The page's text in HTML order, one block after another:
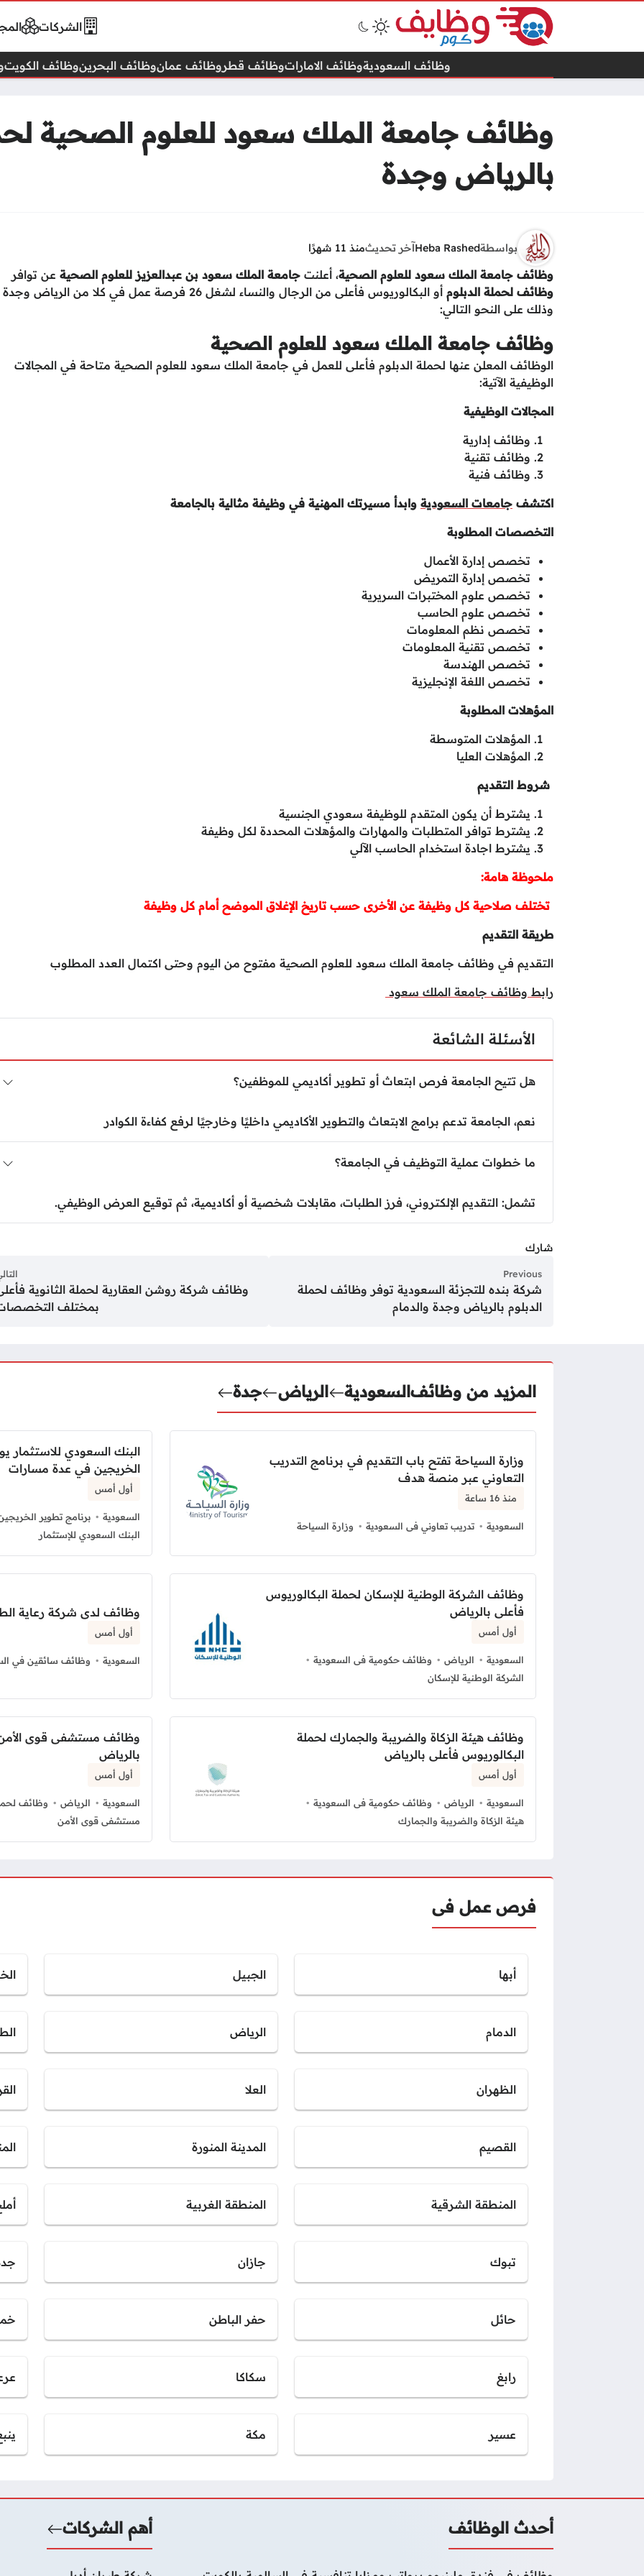
الشركات
وظائف السعوديةوظائف الاماراتوظائف قطروظائف عمانوظائف البحرينوظائف الكويت
وظائف جامعة الملك سعود للعلوم الصحية
بالرياض وجدة
بواسطةHeba Rashedآخر تحديثمنذ 11 شهرًا
وظائف جامعة الملك سعود للعلوم الصحية، أعلنت جامعة الملك سعود بن عبدالعزيز للعلوم الصحية عن توافر
وظائف لحملة الدبلوم
أو البكالوريوس فأعلى من الرجال والنساء لشغل 26 فرصة عمل في كلا من الرياض وجدة
وذلك على النحو التالي:
وظائف جامعة الملك سعود للعلوم الصحية
الوظائف المعلن عنها لحملة الدبلوم فأعلى للعمل في جامعة الملك سعود للعلوم الصحية متاحة في المجالات
الوظيفية الآتية:
المجالات الوظيفية
وظائف إدارية
وظائف تقنية
وظائف فنية
اكتشف جامعات السعودية وابدأ مسيرتك المهنية في وظيفة مثالية بالجامعة
التخصصات المطلوبة
تخصص إدارة الأعمال
تخصص إدارة التمريض
تخصص علوم المختبرات السريرية
تخصص علوم الحاسب
تخصص نظم المعلومات
تخصص تقنية المعلومات
تخصص الهندسة
تخصص اللغة الإنجليزية
المؤهلات المطلوبة
المؤهلات المتوسطة
المؤهلات العليا
شروط التقديم
يشترط أن يكون المتقدم للوظيفة سعودي الجنسية
يشترط توافر المتطلبات والمهارات والمؤهلات المحددة لكل وظيفة
يشترط اجادة استخدام الحاسب الآلي
ملحوظة هامة:
تختلف صلاحية كل وظيفة عن الأخرى حسب تاريخ الإغلاق الموضح أمام كل وظيفة
طريقة التقديم
التقديم في وظائف جامعة الملك سعود للعلوم الصحية مفتوح من اليوم وحتى اكتمال العدد المطلوب
رابط وظائف جامعة الملك سعود
الأسئلة الشائعة
هل تتيح الجامعة فرص ابتعاث أو تطوير أكاديمي للموظفين؟
نعم، الجامعة تدعم برامج الابتعاث والتطوير الأكاديمي داخليًا وخارجيًا لرفع كفاءة الكوادر
ما خطوات عملية التوظيف في الجامعة؟
تشمل: التقديم الإلكتروني، فرز الطلبات، مقابلات شخصية أو أكاديمية، ثم توقيع العرض الوظيفي.
شارك
Previous
شركة بنده للتجزئة السعودية توفر وظائف لحملة
الدبلوم بالرياض وجدة والدمام
وظائف شركة روشن العقارية لحملة الثانوية
بمختلف
المزيد من وظائفالسعودية الرياض جدة
وزارة السياحة تفتح باب التقديم في برنامج التدريب
التعاوني عبر منصة هدف
منذ 16 ساعة
السعودية تدريب تعاوني فى السعودية وزارة السياحة
البنك السعودي للاستثمار
الخريجين في عدة مسارات
أول أمس
السعودية
برنامج تطوير
البنك السعودي للإستثمار
وظائف الشركة الوطنية للإسكان لحملة البكالوريوس
فأعلى بالرياض
أول أمس
السعودية الرياض
وظائف حكومية فى السعودية
الشركة الوطنية للإسكان
وظائف لدى شركة رعاية
أول أمس
السعودية وظائف سائقين في
وظائف هيئة الزكاة والضريبة والجمارك لحملة
البكالوريوس فأعلى بالرياض
أول أمس
السعودية الرياض
وظائف حكومية فى السعودية
هيئة الزكاة والضريبة والجمارك
وظائف مستشفى قوى الأمن
بالرياض
أول أمس
السعودية الرياض
وظائف
مستشفى قوى الأمن
فرص عمل فى
أبها الجبيل
الدمام الرياض
الظهران العلا
القصيم المدينة المنورة
المنطقة الشرقية المنطقة الغربية
تبوك جازان
حائل حفر الباطن
رابغ سكاكا
عسير مكة
أحدث الوظائف أهم الشركات